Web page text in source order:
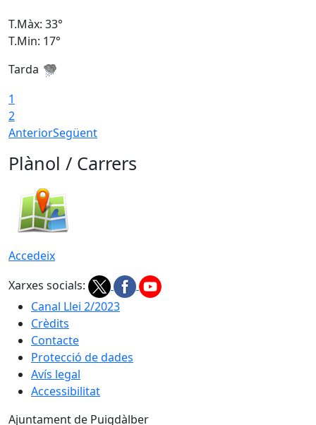
T.Màx: 33°
T.Min: 17°
Tarda
1
2
AnteriorSegüent
Plànol / Carrers
Accedeix
Xarxes socials:
Canal Llei 2/2023
Crèdits
Contacte
Protecció de dades
Avís legal
Accessibilitat
Ajuntament de Puigdàlber